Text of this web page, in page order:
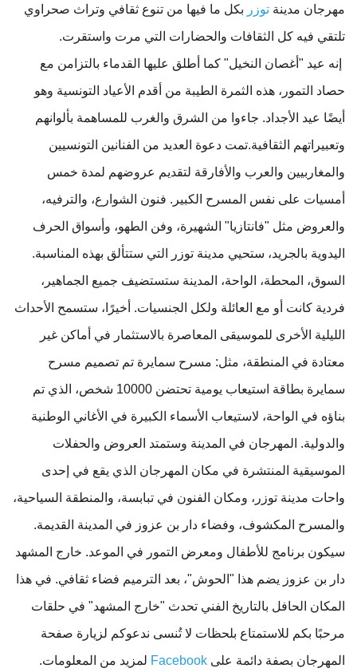
مهرجان مدينة توزر بكل ما فيها من تنوع ثقافي وتراث صحراوي
تلتقي فيه كل الثقافات والحضارات التي مرت واستقرت.
إنه عيد "أغصان النخيل" كما أطلق عليها القدماء بالتزامن مع
حصاد التمور، هذه الثمرة الطيبة من أقدم الأعياد التونسية وهو
أيضًا عيد الأجداد. جاءوا من الشرق والغرب للمساهمة بألوانهم
وتعبيراتهم الثقافية.تمت دعوة العديد من الفنانين التونسيين
والمغاربيين والعرب والأفارقة لتقديم عروضهم لمدة خمس
أمسيات على نفس المسرح الكبير. فنون الشوارع، والترفيه،
والعروض مثل "فانتازيا" الشهيرة، وفن الطهو، وأسواق الحرف
اليدوية بالجريد، ستحيي مدينة توزر التي ستتألق بهذه المناسبة.
السوق، المحطة، الواحة، المدينة ستستضيف جميع الجماهير،
فردية كانت أو مع العائلة ولكل الجنسيات. أخيرًا، ستسمح الأحداث
الليلية الأخرى للموسيقى المعاصرة بالاستثمار في أماكن غير
معتادة في المنطقة، مثل: مسرح سمايرة تم تصميم مسرح
سمايرة بطاقة استيعاب يومية تحتضن 10000 شخص، الذي تم
بناؤه في الواحة، لاستيعاب الأسماء الكبيرة في الأغاني الوطنية
والدولية. المهرجان في المدينة وستمتد العروض والحفلات
الموسيقية المنتشرة في مكان المهرجان الذي يقع في إحدى
واحات مدينة توزر، ومكان الفنون في تبابسة، والمنطقة السياحية،
والمسرح المكشوف، وفضاء دار بن عزوز في المدينة القديمة.
سيكون برنامج للأطفال ومعرض التمور في الموعد. خارج المشهد
دار بن عزوز يضم هذا "الحوش"، بعد الترميم فضاء ثقافي. في هذا
المكان الحافل بالتاريخ الفني تحدث "خارج المشهد" في حلقات
مرحبًا بكم للاستمتاع بلحظات لا تُنسى ندعوكم لزيارة صفحة
المهرجان بصفة دائمة على Facebook لمزيد من المعلومات.